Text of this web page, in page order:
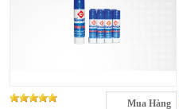
Mua Hàng